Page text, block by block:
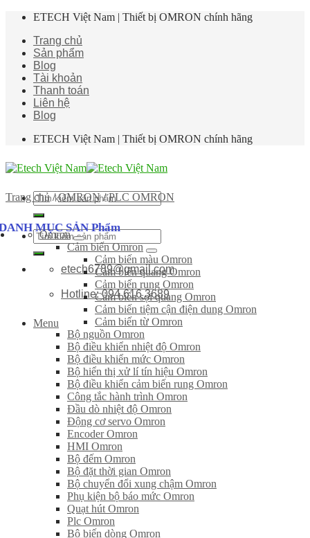
Skip
content
ETECH Việt Nam | Thiết bị OMRON chính hãng
Trang chủ
Sản phẩm
Blog
Tài khoản
Thanh toán
Liên hệ
Blog
ETECH Việt Nam | Thiết bị OMRON chính hãng
Tìm
kiếm:
Tìm
kiếm:
etech6789@gmail.com
Hotline: 094 616 3689
Menu
Trang chủ / OMRON / PLC OMRON
MỤC SẢN Phẩm
Omron
Cảm biến Omron
Cảm biến màu Omron
Cảm biến quang Omron
Cảm biến rung Omron
Cảm biến sợi quang Omron
Cảm biến tiệm cận điện dung Omron
Cảm biến từ Omron
Bộ nguồn Omron
Bộ điều khiển nhiệt độ Omron
Bộ điều khiển mức Omron
Bộ hiển thị xử lí tín hiệu Omron
Bộ điều khiển cảm biến rung Omron
Công tắc hành trình Omron
Đầu dò nhiệt độ Omron
Động cơ servo Omron
Encoder Omron
HMI Omron
Bộ đếm Omron
Bộ đặt thời gian Omron
Bộ chuyển đổi xung chậm Omron
Phụ kiện bộ báo mức Omron
Quạt hút Omron
Plc Omron
Bộ biến dòng Omron